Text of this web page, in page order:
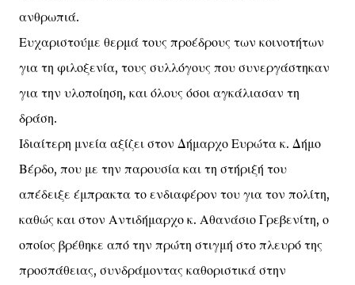
ανθρωπιά.
Ευχαριστούμε θερμά τους προέδρους των κοινοτήτων
για τη φιλοξενία, τους συλλόγους που συνεργάστηκαν
για την υλοποίηση, και όλους όσοι αγκάλιασαν τη
δράση.
Ιδιαίτερη μνεία αξίζει στον Δήμαρχο Ευρώτα κ. Δήμο
Βέρδο, που με την παρουσία και τη στήριξή του
απέδειξε έμπρακτα το ενδιαφέρον του για τον πολίτη,
καθώς και στον Αντιδήμαρχο κ. Αθανάσιο Γρεβενίτη, ο
οποίος βρέθηκε από την πρώτη στιγμή στο πλευρό της
προσπάθειας, συνδράμοντας καθοριστικά στην